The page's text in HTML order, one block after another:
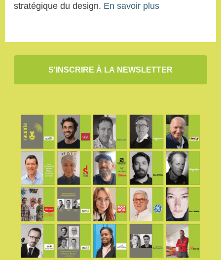
stratégique du design. En savoir plus
S'INSCRIRE À LA NEWSLETTER